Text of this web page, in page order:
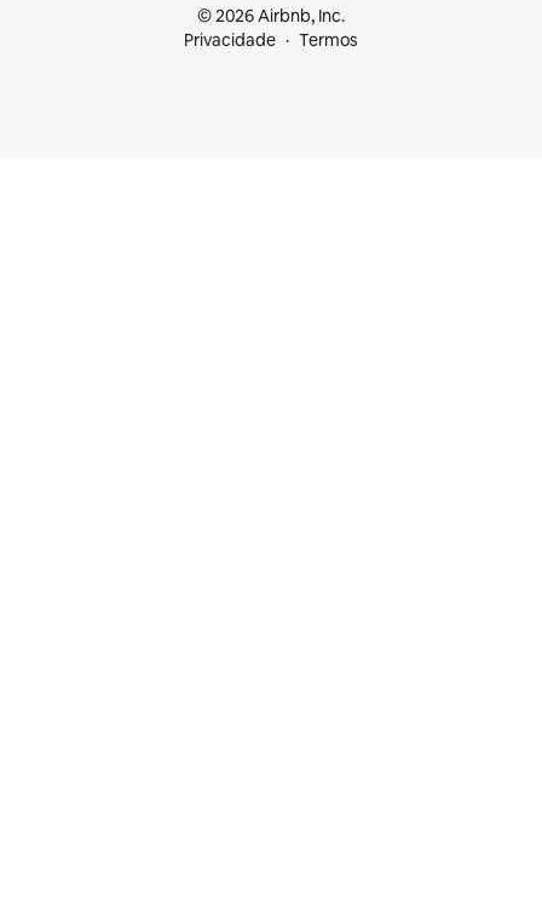
© 2026 Airbnb, Inc.
Privacidade
Termos